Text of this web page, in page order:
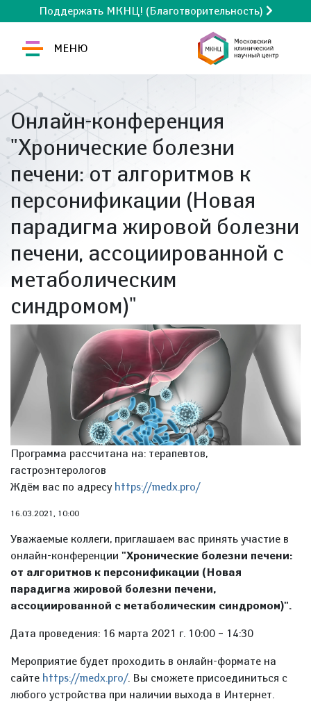
Поддержать МКНЦ! (Благотворительность)
МЕНЮ
Онлайн-конференция
"Хронические болезни
печени: от алгоритмов к
персонификации (Новая
парадигма жировой болезни
печени, ассоциированной с
метаболическим
синдромом)"
Программа рассчитана на: терапевтов,
гастроэнтерологов
Ждём вас по адресу https://medx.pro/
16.03.2021, 10:00
Уважаемые коллеги, приглашаем вас принять участие в
онлайн-конференции "Хронические болезни печени:
от алгоритмов к персонификации (Новая
парадигма жировой болезни печени,
ассоциированной с метаболическим синдромом)".
Дата проведения: 16 марта 2021 г. 10:00 – 14:30
Мероприятие будет проходить в онлайн-формате на
сайте https://medx.pro/. Вы сможете присоединиться с
любого устройства при наличии выхода в Интернет.